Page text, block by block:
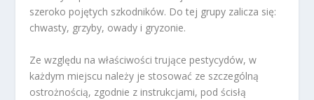
szeroko pojętych szkodników. Do tej grupy zalicza się:
chwasty, grzyby, owady i gryzonie.
Ze względu na właściwości trujące pestycydów, w
każdym miejscu należy je stosować ze szczególną
ostrożnością, zgodnie z instrukcjami, pod ścisłą